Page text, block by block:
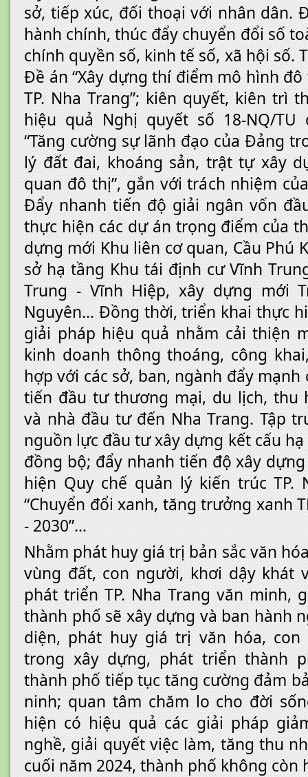
sở, tiếp xúc, đối thoại với nhân dân.
hành chính, thúc đẩy chuyển đổi số
chính quyền số, kinh tế số, xã hội số.
Đề án “Xây dựng thí điểm mô hình
TP. Nha Trang”; kiên quyết, kiên trì
hiệu quả Nghị quyết số 18-NQ/TU
“Tăng cường sự lãnh đạo của Đảng
lý đất đai, khoáng sản, trật tự xây
quan đô thị”, gắn với trách nhiệm
Đẩy nhanh tiến độ giải ngân vốn
thực hiện các dự án trọng điểm của
dựng mới Khu liên cơ quan, Cầu Phú
sở hạ tầng Khu tái định cư Vĩnh
Trung - Vĩnh Hiệp, xây dựng mới
Nguyên… Đồng thời, triển khai thực
giải pháp hiệu quả nhằm cải thiện
kinh doanh thông thoáng, công
hợp với các sở, ban, ngành đẩy mạnh
tiến đầu tư thương mại, du lịch, thu
và nhà đầu tư đến Nha Trang. Tập
nguồn lực đầu tư xây dựng kết cấu
đồng bộ; đẩy nhanh tiến độ xây
hiện Quy chế quản lý kiến trúc TP.
“Chuyển đổi xanh, tăng trưởng xanh
- 2030”…
Nhằm phát huy giá trị bản sắc văn
vùng đất, con người, khơi dậy khát
phát triển TP. Nha Trang văn minh,
thành phố sẽ xây dựng và ban hành
diện, phát huy giá trị văn hóa, con
trong xây dựng, phát triển thành
thành phố tiếp tục tăng cường đảm
ninh; quan tâm chăm lo cho đời
hiện có hiệu quả các giải pháp
nghề, giải quyết việc làm, tăng thu
cuối năm 2024, thành phố không còn